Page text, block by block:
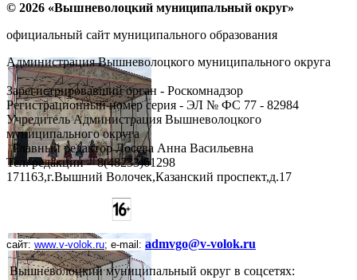
© 2026 «Вышневолоцкий муниципальный округ»
официальный сайт муниципального образования
Администрация Вышневолоцкого муниципального округа
Зарегистрировавший орган - Роскомнадзор
Регистрационный номер серия - ЭЛ № ФС 77 - 82984
Учредитель Администрация Вышневолоцкого
муниципального округа
Главный редактор Лосева Анна Васильевна
Тел. редакции - ‎8(48233)61298
171163,г.Вышний Волочек,Казанский проспект,д.17
сайт: www.v-volok.ru; e-mail : admvgo@v-volok.ru
Вышневолоцкий муниципальный округ в соцсетях: